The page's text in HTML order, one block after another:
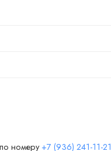
номеру+7 (936) 241-11-21